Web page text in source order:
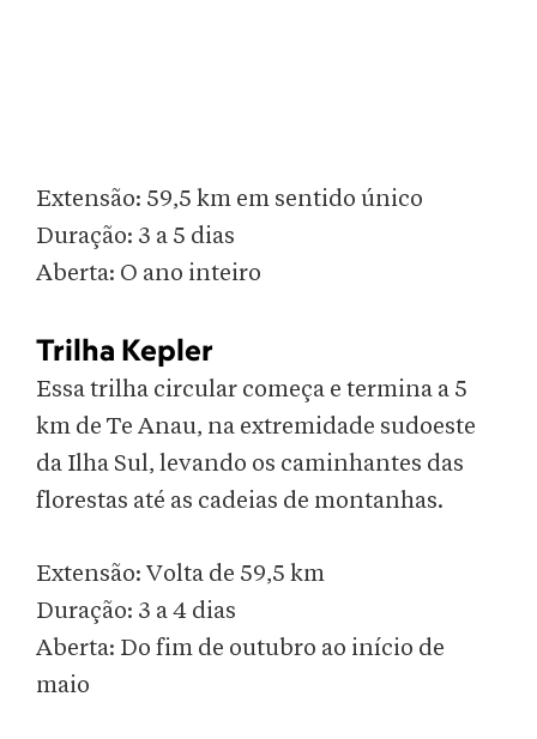
Extensão: 59,5 km em sentido único
Duração: 3 a 5 dias
Aberta: O ano inteiro
Trilha Kepler
Essa trilha circular começa e termina a 5
km de Te Anau, na extremidade sudoeste
da Ilha Sul, levando os caminhantes das
florestas até as cadeias de montanhas.
Extensão: Volta de 59,5 km
Duração: 3 a 4 dias
Aberta: Do fim de outubro ao início de
maio